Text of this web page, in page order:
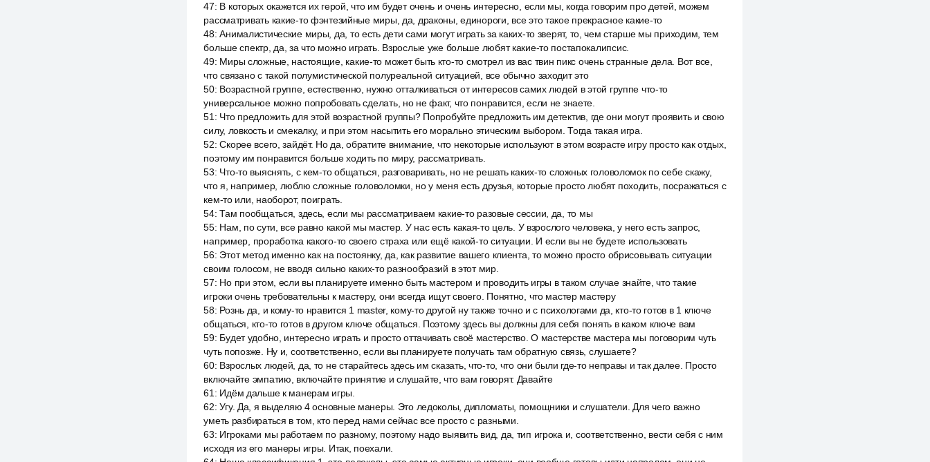
47: В которых окажется их герой, что им будет очень и очень интересно, если мы, когда говорим про детей, можем
рассматривать какие-то фэнтезийные миры, да, драконы, единороги, все это такое прекрасное какие-то
48:Анималистические миры, да, то есть дети сами могут играть за каких-то зверят, то, чем старше мы приходим, тем
больше спектр, да, за что можно играть. Взрослые уже больше любят какие-то постапокалипсис.
49: Миры сложные, настоящие, какие-то может быть кто-то смотрел из вас твин пикс очень странные дела. Вот все,
что связано с такой полумистической полуреальной ситуацией, все обычно заходит это
50: Возрастной группе, естественно, нужно отталкиваться от интересов самих людей в этой группе что-то
универсальное можно попробовать сделать, но не факт, что понравится, если не знаете.
51 : Что предложить для этой возрастной группы? Попробуйте предложить им детектив, где они могут проявить и свою
силу, ловкость и смекалку, и при этом насытить его морально этическим выбором. Тогда такая игра.
52:Скорее всего, зайдёт. Но да, обратите внимание, что некоторые используют в этом возрасте игру просто как отдых,
поэтому им понравится больше ходить по миру, рассматривать.
53: Что-то выяснять, с кем-то общаться, разговаривать, но не решать каких-то сложных головоломок по себе скажу,
что я, например, люблю сложные головоломки, но у меня есть друзья, которые просто любят походить, посражаться с
кем-то или, наоборот, поиграть.
54:Там пообщаться, здесь, если мы рассматриваем какие-то разовые сессии, да, то мы
55: Нам, по сути, все равно какой мы мастер. У нас есть какая-то цель. У взрослого человека, у него есть запрос,
например, проработка какого-то своего страха или ещё какой-то ситуации. И если вы не будете использовать
56: Этот метод именно как на постоянку, да, как развитие вашего клиента, то можно просто обрисовывать ситуации
своим голосом, не вводя сильно каких-то разнообразий в этот мир.
57: Но при этом, если вы планируете именно быть мастером и проводить игры в таком случае знайте, что такие
игроки очень требовательны к мастеру, они всегда ищут своего. Понятно, что мастер мастеру
58: Рознь да, и кому-то нравится 1 master, кому-то другой ну также точно и с психологами да, кто-то готов в 1 ключе
общаться, кто-то готов в другом ключе общаться. Поэтому здесь вы должны для себя понять в каком ключе вам
59: Будет удобно, интересно играть и просто оттачивать своё мастерство. О мастерстве мастера мы поговорим чуть
чуть попозже. Ну и, соответственно, если вы планируете получать там обратную связь, слушаете?
60: Взрослых людей, да, то не старайтесь здесь им сказать, что-то, что они были где-то неправы и так далее. Просто
включайте эмпатию, включайте принятие и слушайте, что вам говорят. Давайте
61 : Идём дальше к манерам игры.
62:Угу. Да, я выделяю 4 основные манеры. Это ледоколы, дипломаты, помощники и слушатели. Для чего важно
уметь разбираться в том, кто перед нами сейчас все просто с разными.
63: Игроками мы работаем по разному, поэтому надо выявить вид, да, тип игрока и, соответственно, вести себя с ним
исходя из его манеры игры. Итак, поехали.